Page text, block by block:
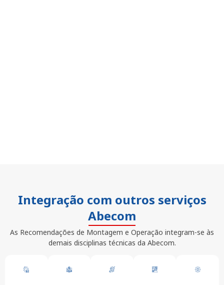
Integração com outros serviços
Abecom
As Recomendações de Montagem e Operação integram-se às
demais disciplinas técnicas da Abecom.